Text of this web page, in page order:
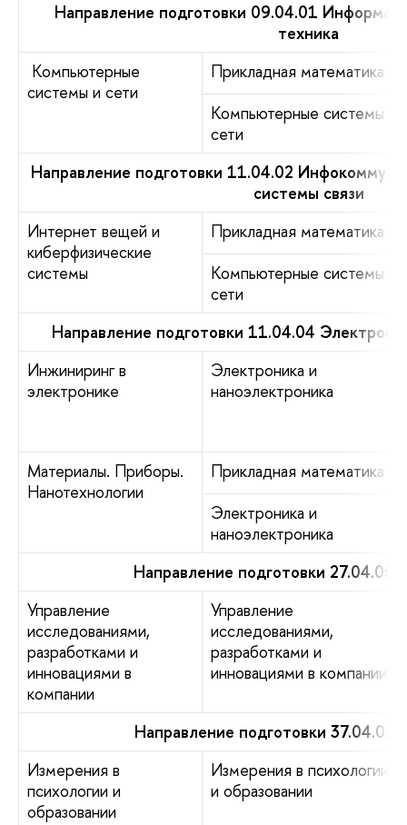
Направление подготовки 09.04.01
техника
Компьютерные
системы и сети
Прикладная математика
Компьютерные системы и
сети
Направление подготовки 11.04.02
системы связи
Интернет вещей и
киберфизические
системы
Прикладная математика
Компьютерные системы и
сети
Направление подготовки 11.04.04
Инжиниринг в
электронике
Электроника и
наноэлектроника
Материалы. Приборы.
Нанотехнологии
Прикладная математика
Электроника и
наноэлектроника
Направление подготовки 27.04.05
Управление
исследованиями,
разработками и
инновациями в
компании
Управление
исследованиями,
разработками и
инновациями в компании
Направление подготовки 37.04.01
Измерения в
психологии и
образовании
Измерения в психологии
и образовании